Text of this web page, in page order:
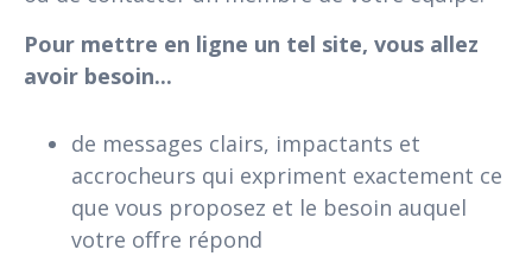
Pour mettre en ligne un tel site, vous allez
avoir besoin...
de messages clairs, impactants et
accrocheurs qui expriment exactement ce
que vous proposez et le besoin auquel
votre offre répond